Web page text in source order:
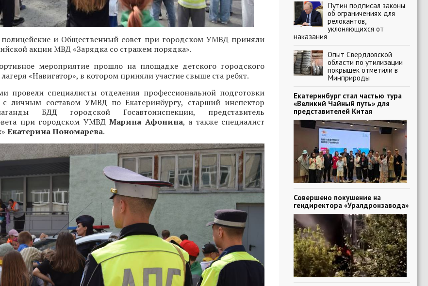
полицейские и Общественный совет при городском УМВД приняли
акции МВД «Зарядка со стражем порядка».
мероприятие прошло на площадке детского городского
«Навигатор», в котором приняли участие свыше ста ребят.
провели специалисты отделения профессиональной подготовки
с личным составом УМВД по Екатеринбургу, старший инспектор
БДД городской Госавтоинспекции, представитель
при городском УМВДМарина Афонина, а также специалист
Екатерина Пономарева.
Путин подписал законы
об ограничениях для
релокантов,
уклоняющихся от
наказания
Опыт Свердловской
области по утилизации
покрышек отметили в
Минприроды
Екатеринбург стал частью тура
«Великий Чайный путь» для
представителей Китая
Совершено покушение на
гендиректора «Уралдронзавода»